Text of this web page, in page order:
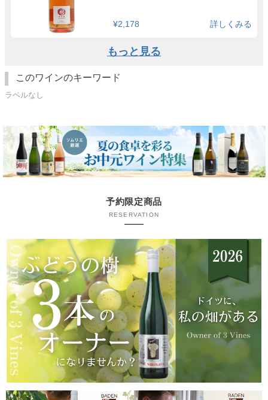
¥2,178 詳しくみる
もっと見る
このワインのキーワード
ラベルなし
予約限定商品
RESERVATION